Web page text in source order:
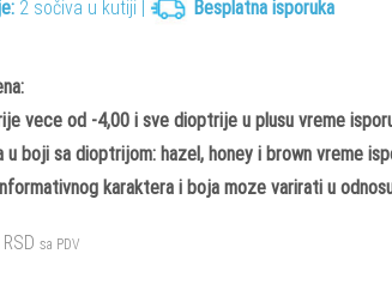
2 sočiva u kutiji | Besplatna isporuka
vece od -4,00 i sve dioptrije u plusu vreme
u boji sa dioptrijom: hazel, honey i brown vreme
karaktera i boja moze varirati u
RSD sa PDV